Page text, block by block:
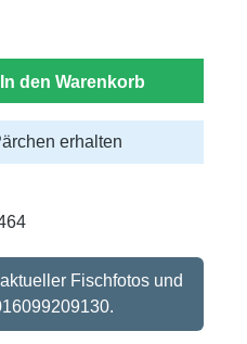
In den Warenkorb
erhalten
Fischfotos und